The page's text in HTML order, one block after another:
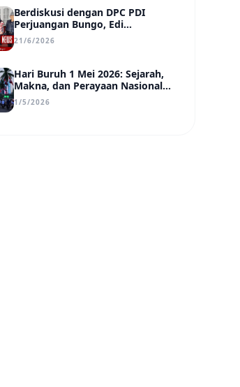
Berdiskusi dengan DPC PDI
Perjuangan Bungo, Edi
Purwanto Uraikan Poin-Poin
Urgensi yang Perlu Disadari
21/6/2026
Hari Buruh 1 Mei 2026: Sejarah,
Makna, dan Perayaan Nasional
di Tengah Tantangan Era Digital
1/5/2026